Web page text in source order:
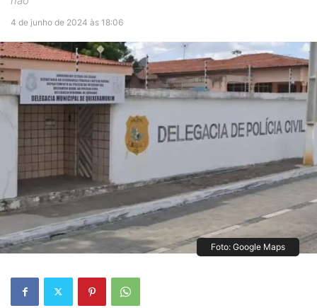
4 de junho de 2024 às 18:06
Foto: Google Maps